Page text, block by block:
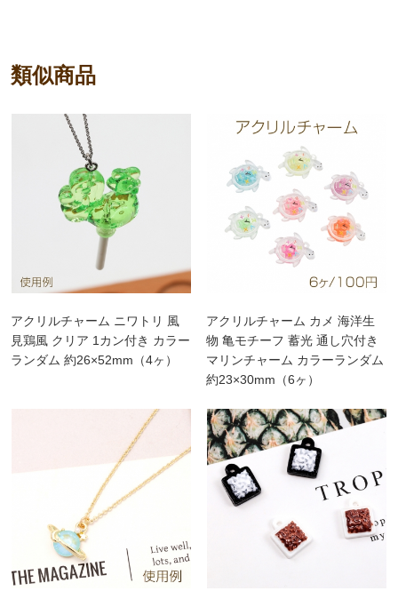
類似商品
アクリルチャーム ニワトリ 風
見鶏風 クリア 1カン付き カラー
ランダム 約26×52mm（4ヶ）
アクリルチャーム カメ 海洋生
物 亀モチーフ 蓄光 通し穴付き
マリンチャーム カラーランダム
約23×30mm（6ヶ）